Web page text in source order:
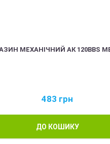
МЕХАНІЧНИЙ АК 120BBS
483 грн
ДО КОШИКУ